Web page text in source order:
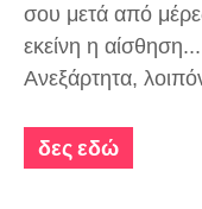
σου μετά από
εκείνη η αίσθηση...
Ανεξάρτητα,
δες εδώ